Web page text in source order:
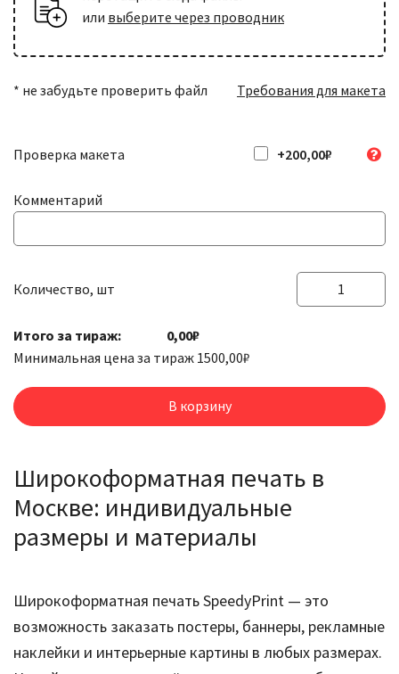
или выберите через проводник
* не забудьте проверить файл Требования для макета
Проверка макета +200,00₽
Комментарий
Количество, шт
Количество
Широкоформатная
печать
Итого за тираж:
0,00₽
Минимальная цена за тираж 1500,00₽
В корзину
Широкоформатная печать в
Москве: индивидуальные
размеры и материалы
Широкоформатная печать SpeedyPrint — это
возможность заказать постеры, баннеры, рекламные
наклейки и интерьерные картины в любых размерах.